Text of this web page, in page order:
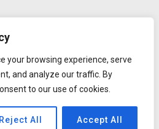
your browsing experience, serve
and analyze our traffic. By
to our use of cookies.
Reject All Accept All